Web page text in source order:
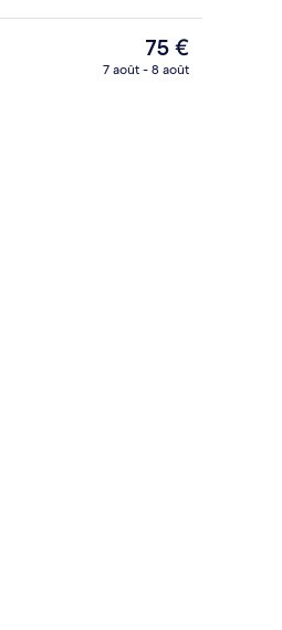
Le
prix
75 €
7 août - 8 août